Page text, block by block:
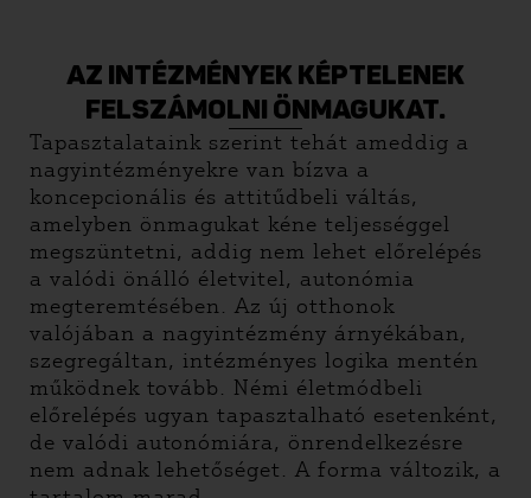
AZ INTÉZMÉNYEK KÉPTELENEK
FELSZÁMOLNI ÖNMAGUKAT.
Tapasztalataink szerint tehát ameddig a
nagyintézményekre van bízva a
koncepcionális és attitűdbeli váltás,
amelyben önmagukat kéne teljességgel
megszüntetni, addig nem lehet előrelépés
a valódi önálló életvitel, autonómia
megteremtésében. Az új otthonok
valójában a nagyintézmény árnyékában,
szegregáltan, intézményes logika mentén
működnek tovább. Némi életmódbeli
előrelépés ugyan tapasztalható esetenként,
de valódi autonómiára, önrendelkezésre
nem adnak lehetőséget. A forma változik, a